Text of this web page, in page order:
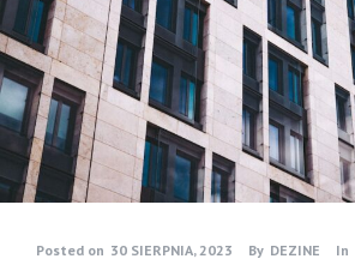
Posted on 30 SIERPNIA, 2023 By DEZINE In